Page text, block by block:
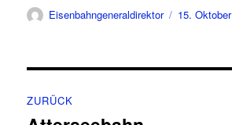
Autor
Eisenbahngeneraldirektor 15.
ZURÜCK